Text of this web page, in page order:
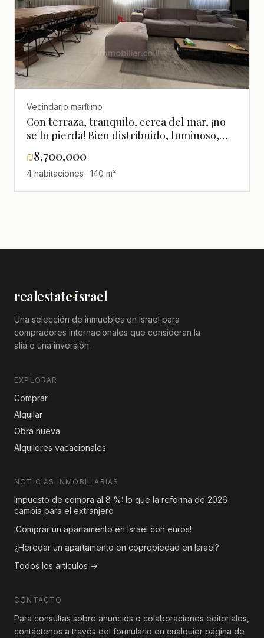
Vecindario marítimo
Con terraza, tranquilo, cerca del mar, ¡no
se lo pierda! Bien distribuido, luminoso,
espacioso, magnífico, reformado
₪8,700,000
4 habitaciones · 140 m²
realestate·israel
Una selección de inmuebles en Israel para
compradores internacionales que consideran la
aliá o una inversión.
EXPLORAR
Comprar
Alquilar
Obra nueva
Alquileres vacacionales
NOTICIAS INMOBILIARIAS
Impuesto de compra al 8 %: lo que la reforma de 2026
cambia para el extranjero
¡Comprar un apartamento en Israel con euros!
¿Heredar un apartamento en copropiedad en Israel?
Todos los artículos →
CONTACTO
Para consultas sobre anuncios o colaboraciones editoriales,
contáctenos a través del formulario en cualquier página de